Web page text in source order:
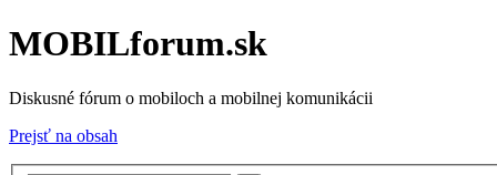
MOBILforum.sk
Diskusné fórum o mobiloch a mobilnej komunikácii
Prejsť na obsah